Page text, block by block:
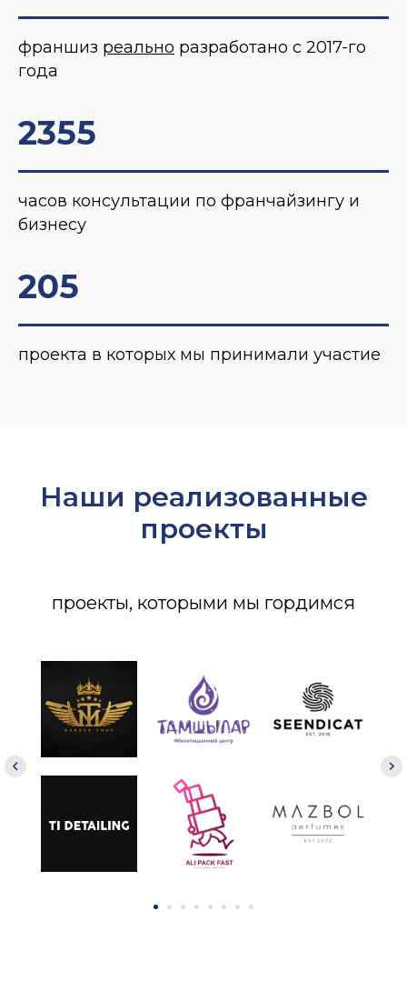
франшиз реально разработано с 2017-го
года
2355
часов консультации по франчайзингу и
бизнесу
205
проекта в которых мы принимали участие
Наши реализованные
проекты
проекты, которыми мы гордимся